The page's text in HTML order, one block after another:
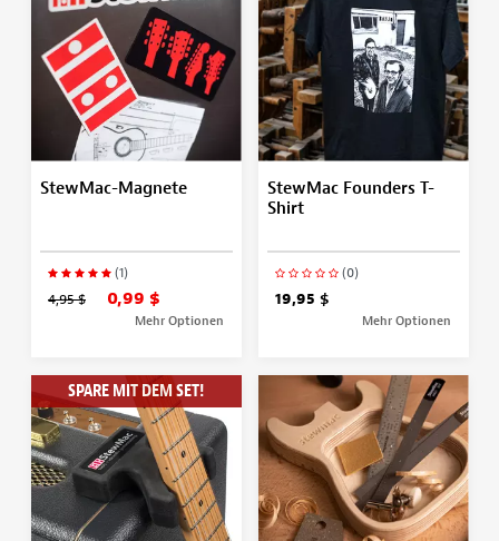
StewMac-Magnete
(1)
4,95 $ 0,99 $
Mehr Optionen
StewMac Founders T-
Shirt
(0)
19,95 $
Mehr Optionen
SPARE MIT DEM SET!